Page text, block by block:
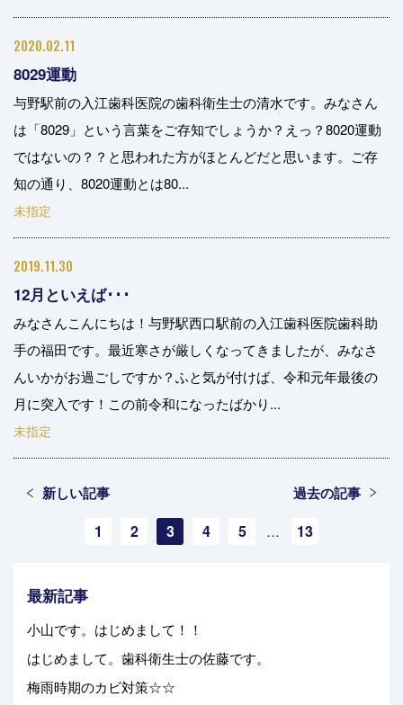
2020.02.11
8029運動
与野駅前の入江歯科医院の歯科衛生士の清水です。みなさん
は「8029」という言葉をご存知でしょうか？えっ？8020運動
ではないの？？と思われた方がほとんどだと思います。ご存
知の通り、8020運動とは80...
未指定
2019.11.30
12月といえば･･･
みなさんこんにちは！与野駅西口駅前の入江歯科医院歯科助
手の福田です。最近寒さが厳しくなってきましたが、みなさ
んいかがお過ごしですか？ふと気が付けば、令和元年最後の
月に突入です！この前令和になったばかり...
未指定
新しい記事 過去の記事
1 2 3 4 5 … 13
最新記事
小山です。はじめまして！！
はじめまして。歯科衛生士の佐藤です。
梅雨時期のカビ対策☆☆